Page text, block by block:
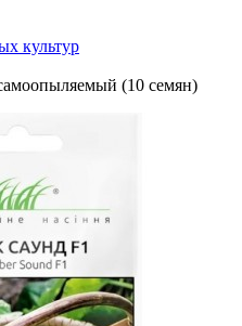
культур
(10 семян)